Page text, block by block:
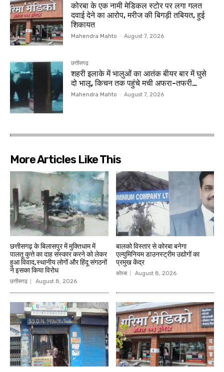
कोरबा के एक नामी मेडिकल स्टोर पर लगा गलत
दवाई देने का आरोप, मरीज की बिगड़ी तबियत, हुई
शिकायत
Mahendra Mahto - August 7, 2026
छत्तीसगढ़
शहरी इलाके में भालुओं का आतंक बीयर बार में घुसे
दो भालू, किचन तक पहुंचे मची अफरा-तफरी…
Mahendra Mahto - August 7, 2026
More Articles Like This
छत्तीसगढ़ के बिलासपुर में मुक्तिधाम में
पालतू कुत्ते का दाह संस्कार करने को लेकर
हुआ विवाद,स्थानीय लोगों और हिंदू संगठनों
ने इसका किया विरोध
छत्तीसगढ़ August 8, 2026
बालको विस्तार से कोरबा बनेगा
एल्युमिनियम डाउनस्ट्रीम उद्योगों का
प्रमुख केंद्र
कोरबा August 8, 2026